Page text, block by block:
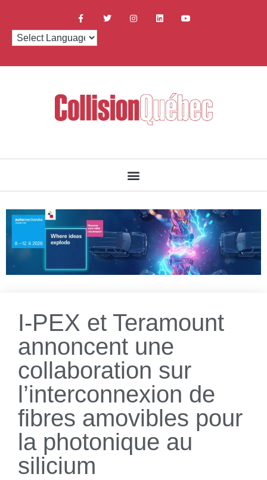
I-PEX et Teramount
annoncent une
collaboration sur
l’interconnexion de
fibres amovibles pour
la photonique au
silicium